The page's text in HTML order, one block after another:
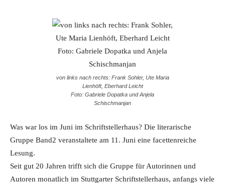
von links nach rechts: Frank Sohler, Ute Maria
Lienhöft, Eberhard Leicht
Foto: Gabriele Dopatka und Anjela
Schischmanjan
Was war los im Juni im Schriftstellerhaus? Die literarische
Gruppe Band2 veranstaltete am 11. Juni eine facettenreiche
Lesung.
Seit gut 20 Jahren trifft sich die Gruppe für Autorinnen und
Autoren monatlich im Stuttgarter Schriftstellerhaus, anfangs viele